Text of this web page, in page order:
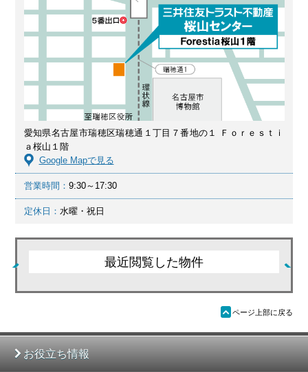
愛知県名古屋市瑞穂区瑞穂通１丁目７番地の１ Ｆｏｒｅｓｔｉ
ａ桜山１階
Google Mapで見る
営業時間： 9:30～17:30
定休日： 水曜・祝日
最近閲覧した物件
ü ページ上部に戻る
お役立ち情報